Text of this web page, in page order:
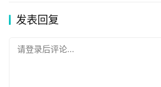
https://knewsmart.com/archives/
发表回复
请登录后评论...